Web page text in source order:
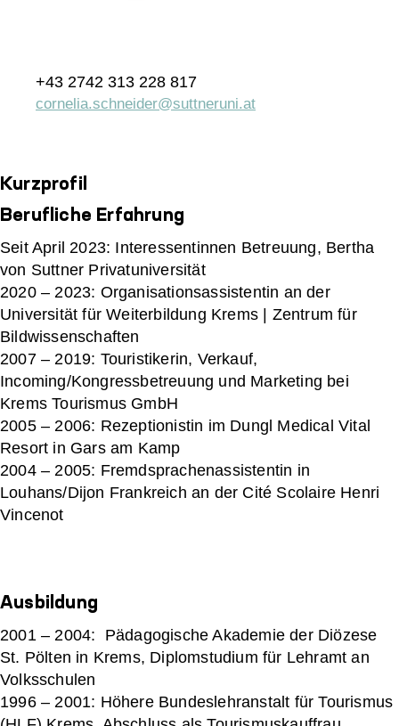
+43 2742 313 228 817
cornelia.schneider@suttneruni.at
Kurzprofil
Berufliche Erfahrung
Seit April 2023: Interessentinnen Betreuung, Bertha
von Suttner Privatuniversität
2020 – 2023: Organisationsassistentin an der
Universität für Weiterbildung Krems | Zentrum für
Bildwissenschaften
2007 – 2019: Touristikerin, Verkauf,
Incoming/Kongressbetreuung und Marketing bei
Krems Tourismus GmbH
2005 – 2006: Rezeptionistin im Dungl Medical Vital
Resort in Gars am Kamp
2004 – 2005: Fremdsprachenassistentin in
Louhans/Dijon Frankreich an der Cité Scolaire Henri
Vincenot
Ausbildung
2001 – 2004: Pädagogische Akademie der Diözese
St. Pölten in Krems, Diplomstudium für Lehramt an
Volksschulen
1996 – 2001: Höhere Bundeslehranstalt für Tourismus